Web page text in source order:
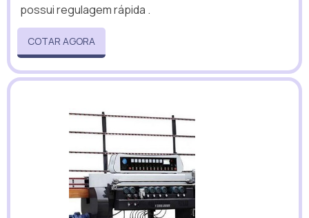
possui regulagem rápida .
COTAR AGORA